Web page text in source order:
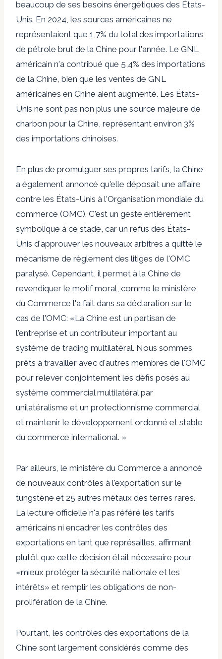
beaucoup de ses besoins énergétiques des États-
Unis. En 2024, les sources américaines ne
représentaient que 1,7% du total des importations
de pétrole brut de la Chine pour l'année. Le GNL
américain n'a contribué que 5,4% des importations
de la Chine, bien que les ventes de GNL
américaines en Chine aient augmenté. Les États-
Unis ne sont pas non plus une source majeure de
charbon pour la Chine, représentant environ 3%
des importations chinoises.
En plus de promulguer ses propres tarifs, la Chine
a également annoncé qu'elle déposait une affaire
contre les États-Unis à l'Organisation mondiale du
commerce (OMC). C'est un geste entièrement
symbolique à ce stade, car un refus des États-
Unis d'approuver les nouveaux arbitres a quitté le
mécanisme de règlement des litiges de l'OMC
paralysé. Cependant, il permet à la Chine de
revendiquer le motif moral, comme le ministère
du Commerce l'a fait dans sa déclaration sur le
cas de l'OMC: «La Chine est un partisan de
l'entreprise et un contributeur important au
système de trading multilatéral. Nous sommes
prêts à travailler avec d'autres membres de l'OMC
pour relever conjointement les défis posés au
système commercial multilatéral par
unilatéralisme et un protectionnisme commercial
et maintenir le développement ordonné et stable
du commerce international. »
Par ailleurs, le ministère du Commerce a annoncé
de nouveaux contrôles à l'exportation sur le
tungstène et 25 autres métaux des terres rares.
La lecture officielle n'a pas référé les tarifs
américains ni encadrer les contrôles des
exportations en tant que représailles, affirmant
plutôt que cette décision était nécessaire pour
«mieux protéger la sécurité nationale et les
intérêts» et remplir les obligations de non-
prolifération de la Chine.
Pourtant, les contrôles des exportations de la
Chine sont largement considérés comme des